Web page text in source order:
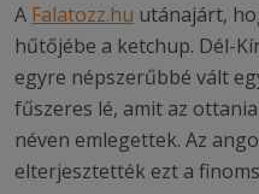
A Falatozz.hu utánajárt,
hűtőjébe a ketchup. Dél-
egyre népszerűbbé vált
fűszeres lé, amit az
néven emlegettek. Az
elterjesztették ezt a